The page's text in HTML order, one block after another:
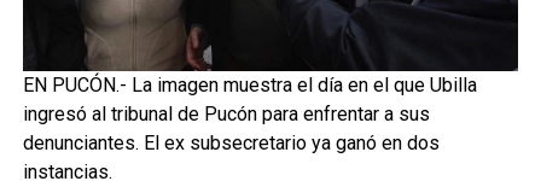
EN PUCÓN.- La imagen muestra el día en el que Ubilla
ingresó al tribunal de Pucón para enfrentar a sus
denunciantes. El ex subsecretario ya ganó en dos
instancias.